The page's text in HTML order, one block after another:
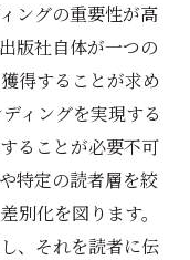
ングの重要性が高
版社自体が一つの
得することが求め
ィングを実現する
ることが必要不可
特定の読者層を絞
別化を図ります。
、それを読者に伝